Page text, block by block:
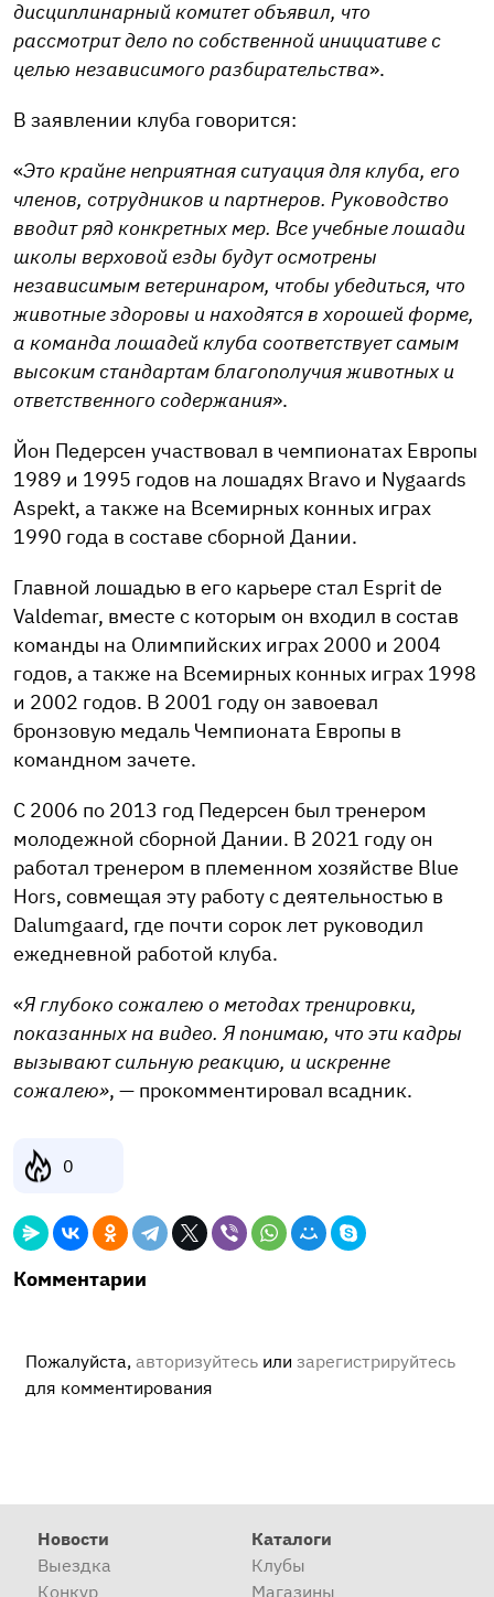
дисциплинарный комитет объявил, что
рассмотрит дело по собственной инициативе с
целью независимого разбирательства».
В заявлении клуба говорится:
«Это крайне неприятная ситуация для клуба, его
членов, сотрудников и партнеров. Руководство
вводит ряд конкретных мер. Все учебные лошади
школы верховой езды будут осмотрены
независимым ветеринаром, чтобы убедиться, что
животные здоровы и находятся в хорошей форме,
а команда лошадей клуба соответствует самым
высоким стандартам благополучия животных и
ответственного содержания».
Йон Педерсен участвовал в чемпионатах Европы
1989 и 1995 годов на лошадях Bravo и Nygaards
Aspekt, а также на Всемирных конных играх
1990 года в составе сборной Дании.
Главной лошадью в его карьере стал Esprit de
Valdemar, вместе с которым он входил в состав
команды на Олимпийских играх 2000 и 2004
годов, а также на Всемирных конных играх 1998
и 2002 годов. В 2001 году он завоевал
бронзовую медаль Чемпионата Европы в
командном зачете.
С 2006 по 2013 год Педерсен был тренером
молодежной сборной Дании. В 2021 году он
работал тренером в племенном хозяйстве Blue
Hors, совмещая эту работу с деятельностью в
Dalumgaard, где почти сорок лет руководил
ежедневной работой клуба.
«Я глубоко сожалею о методах тренировки,
показанных на видео. Я понимаю, что эти кадры
вызывают сильную реакцию, и искренне
сожалею», — прокомментировал всадник.
0
Комментарии
Пожалуйста, авторизуйтесь или зарегистрируйтесь
для комментирования
Новости
Выездка
Конкур
Каталоги
Клубы
Магазины